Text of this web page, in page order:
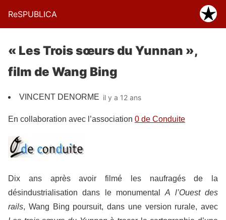
ReSPUBLICA
« Les Trois sœurs du Yunnan »,
film de Wang Bing
VINCENT DENORME il y a 12 ans
En collaboration avec l’association 0 de Conduite
Dix ans après avoir filmé les naufragés de la
désindustrialisation dans le monumentalA l’Ouest des
rails, Wang Bing poursuit, dans une version rurale, avec